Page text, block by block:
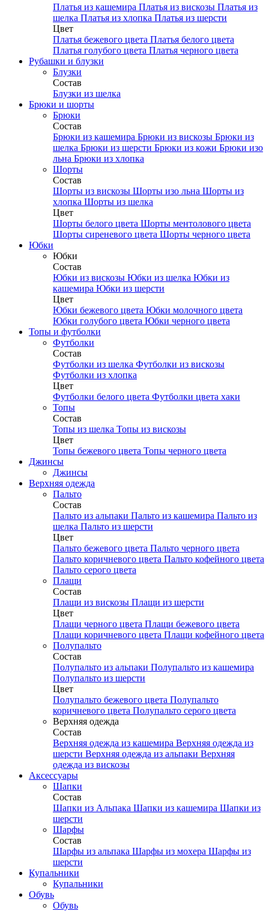
Платья из кашемира Платья из вискозы Платья из
шелка Платья из хлопка Платья из шерсти
Цвет
Платья бежевого цвета Платья белого цвета
Платья голубого цвета Платья черного цвета
Рубашки и блузки
Блузки
Состав
Блузки из шелка
Брюки и шорты
Брюки
Состав
Брюки из кашемира Брюки из вискозы Брюки из
шелка Брюки из шерсти Брюки из кожи Брюки изо
льна Брюки из хлопка
Шорты
Состав
Шорты из вискозы Шорты изо льна Шорты из
хлопка Шорты из шелка
Цвет
Шорты белого цвета Шорты ментолового цвета
Шорты сиреневого цвета Шорты черного цвета
Юбки
Юбки
Состав
Юбки из вискозы Юбки из шелка Юбки из
кашемира Юбки из шерсти
Цвет
Юбки бежевого цвета Юбки молочного цвета
Юбки голубого цвета Юбки черного цвета
Топы и футболки
Футболки
Состав
Футболки из шелка Футболки из вискозы
Футболки из хлопка
Цвет
Футболки белого цвета Футболки цвета хаки
Топы
Состав
Топы из шелка Топы из вискозы
Цвет
Топы бежевого цвета Топы черного цвета
Джинсы
Джинсы
Верхняя одежда
Пальто
Состав
Пальто из альпаки Пальто из кашемира Пальто из
шелка Пальто из шерсти
Цвет
Пальто бежевого цвета Пальто черного цвета
Пальто коричневого цвета Пальто кофейного цвета
Пальто серого цвета
Плащи
Состав
Плащи из вискозы Плащи из шерсти
Цвет
Плащи черного цвета Плащи бежевого цвета
Плащи коричневого цвета Плащи кофейного цвета
Полупальто
Состав
Полупальто из альпаки Полупальто из кашемира
Полупальто из шерсти
Цвет
Полупальто бежевого цвета Полупальто
коричневого цвета Полупальто серого цвета
Верхняя одежда
Состав
Верхняя одежда из кашемира Верхняя одежда из
шерсти Верхняя одежда из альпаки Верхняя
одежда из вискозы
Аксесcуары
Шапки
Состав
Шапки из Альпака Шапки из кашемира Шапки из
шерсти
Шарфы
Состав
Шарфы из альпака Шарфы из мохера Шарфы из
шерсти
Купальники
Купальники
Обувь
Обувь